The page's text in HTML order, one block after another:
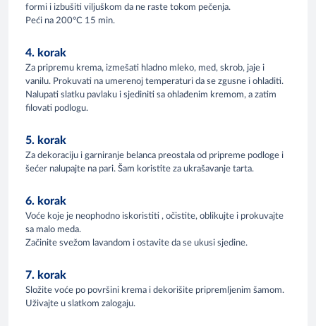
formi i izbušiti viljuškom da ne raste tokom pečenja.
Peći na 200°C 15 min.
4. korak
Za pripremu krema, izmešati hladno mleko, med, skrob, jaje i
vanilu. Prokuvati na umerenoj temperaturi da se zgusne i ohladiti.
Nalupati slatku pavlaku i sjediniti sa ohlađenim kremom, a zatim
filovati podlogu.
5. korak
Za dekoraciju i garniranje belanca preostala od pripreme podloge i
šećer nalupajte na pari. Šam koristite za ukrašavanje tarta.
6. korak
Voće koje je neophodno iskoristiti , očistite, oblikujte i prokuvajte
sa malo meda.
Začinite svežom lavandom i ostavite da se ukusi sjedine.
7. korak
Složite voće po površini krema i dekorišite pripremljenim šamom.
Uživajte u slatkom zalogaju.